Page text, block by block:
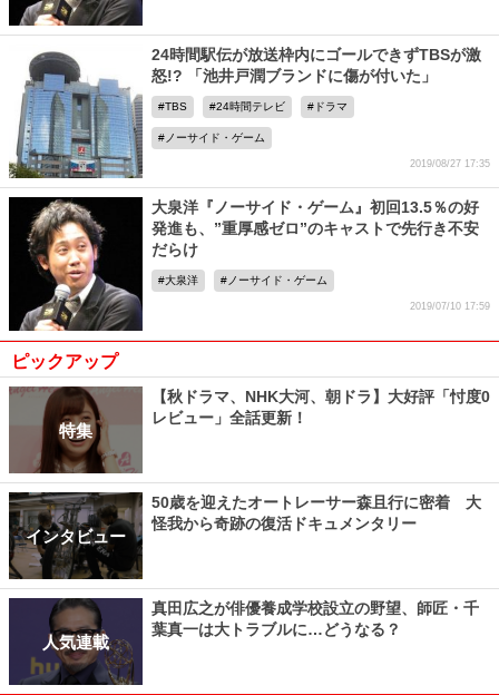
24時間駅伝が放送枠内にゴールできずTBSが激
怒!? 「池井戸潤ブランドに傷が付いた」
TBS 24時間テレビ ドラマ
ノーサイド・ゲーム
2019/08/27 17:35
大泉洋『ノーサイド・ゲーム』初回13.5％の好
発進も、”重厚感ゼロ”のキャストで先行き不安
だらけ
大泉洋 ノーサイド・ゲーム
2019/07/10 17:59
ピックアップ
特集
【秋ドラマ、NHK大河、朝ドラ】大好評「忖度0
レビュー」全話更新！
インタビュー
50歳を迎えたオートレーサー森且行に密着 大
怪我から奇跡の復活ドキュメンタリー
人気連載
真田広之が俳優養成学校設立の野望、師匠・千
葉真一は大トラブルに…どうなる？